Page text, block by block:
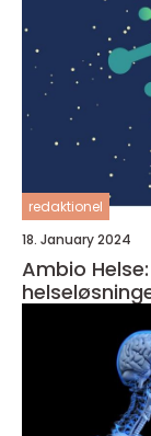
redaktionel
18. January 2024
Ambio